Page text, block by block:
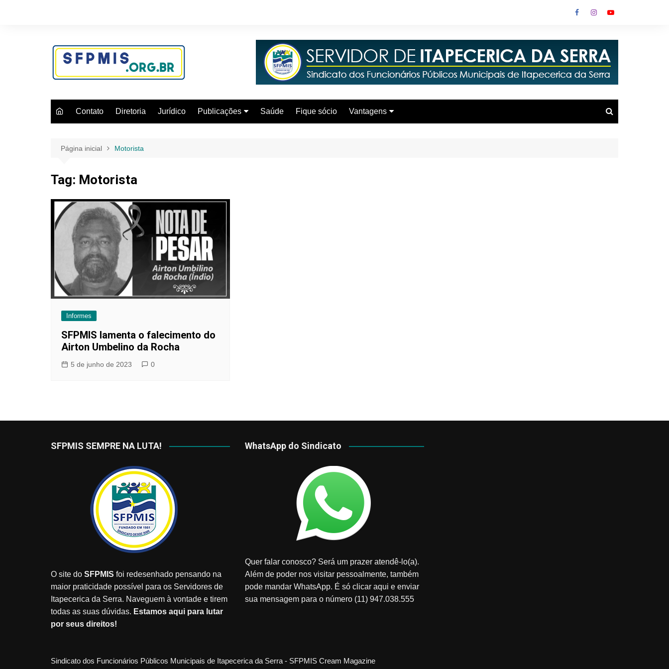
Contato Diretoria Jurídico Publicações Saúde Fique sócio Vantagens
Página inicial Motorista
Tag: Motorista
Informes
SFPMIS lamenta o falecimento do
Airton Umbelino da Rocha
5 de junho de 2023 0
SFPMIS SEMPRE NA LUTA!
O site do SFPMIS foi redesenhado pensando na
maior praticidade possível para os Servidores de
Itapecerica da Serra. Naveguem à vontade e tirem
todas as suas dúvidas. Estamos aqui para lutar
por seus direitos!
WhatsApp do Sindicato
Quer falar conosco? Será um prazer atendê-lo(a).
Além de poder nos visitar pessoalmente, também
pode mandar WhatsApp. É só clicar aqui e enviar
sua mensagem para o número (11) 947.038.555
Sindicato dos Funcionários Públicos Municipais de Itapecerica da Serra - SFPMIS Cream Magazine